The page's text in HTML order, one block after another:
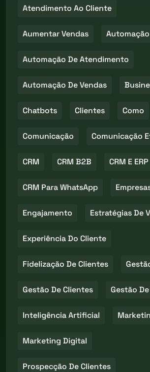
Atendimento Ao Cliente
Aumentar Vendas Automação
Automação De Atendimento
Automação De Vendas
Chatbots Clientes Como
Comunicação Comunicação
CRM CRM B2B CRM E ERP
CRM Para WhatsApp
Engajamento Estratégias De
Experiência Do Cliente
Fidelização De Clientes
Gestão De Clientes Gestão
Inteligência Artificial
Marketing Digital
Prospecção De Clientes